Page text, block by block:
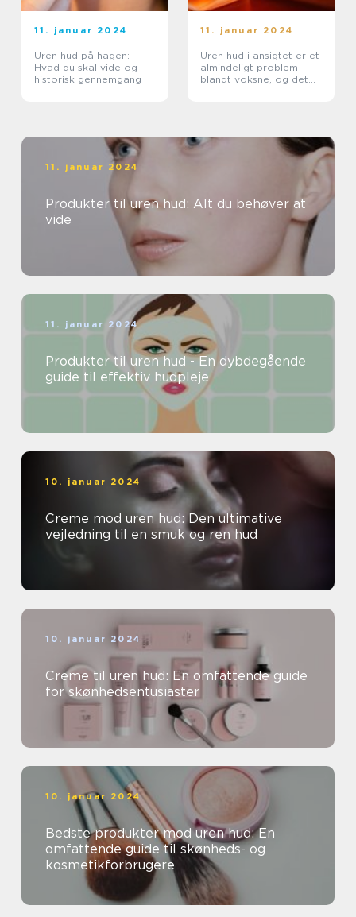
11. januar 2024
Uren hud på hagen:
Hvad du skal vide og
historisk gennemgang
11. januar 2024
Uren hud i ansigtet er et
almindeligt problem
blandt voksne, og det
11. januar 2024
Produkter til uren hud: Alt du behøver at
vide
11. januar 2024
Produkter til uren hud - En dybdegående
guide til effektiv hudpleje
10. januar 2024
Creme mod uren hud: Den ultimative
vejledning til en smuk og ren hud
10. januar 2024
Creme til uren hud: En omfattende guide
for skønhedsentusiaster
10. januar 2024
Bedste produkter mod uren hud: En
omfattende guide til skønheds- og
kosmetikforbrugere